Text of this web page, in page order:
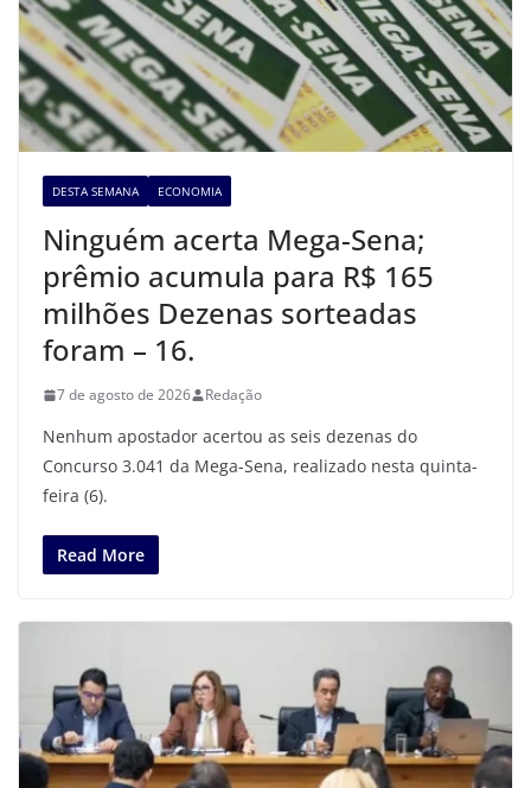
DESTA SEMANA ECONOMIA
Ninguém acerta Mega-Sena;
prêmio acumula para R$ 165
milhões Dezenas sorteadas
foram – 16.
7 de agosto de 2026 Redação
Nenhum apostador acertou as seis dezenas do
Concurso 3.041 da Mega-Sena, realizado nesta quinta-
feira (6).
Read More